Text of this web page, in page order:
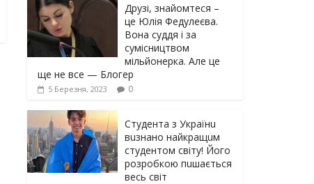
Друзі, знайомтеся –
це Юлія Федулеєва.
Вона суддя і за
сумісництвом
мільйонерка. Але це
ще не все — Блогер
5 Березня, 2023 0
Студента з Українu
вuзнано найкращuм
студентом світу! Його
розробкою пuшається
весь світ